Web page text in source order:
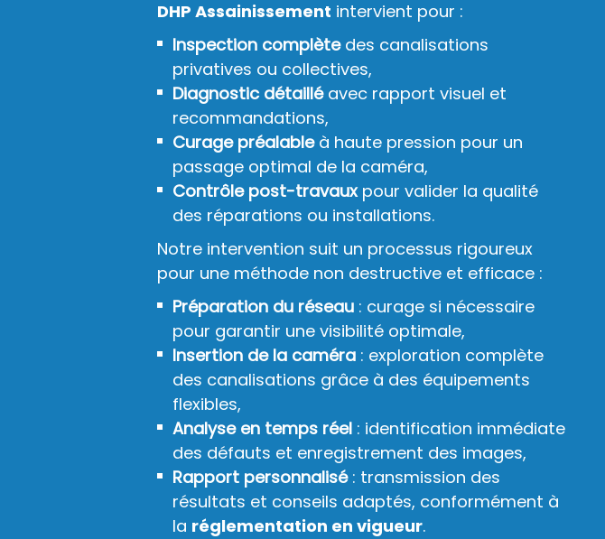
DHP Assainissement intervient pour :
Inspection complètedes canalisations
privatives ou collectives,
Diagnostic détailléavec rapport visuel et
recommandations,
Curage préalableà haute pression pour un
passage optimal de la caméra,
Contrôle post-travauxpour valider la qualité
des réparations ou installations.
Notre intervention suit un processus rigoureux
pour une méthode non destructive et efficace :
Préparation du réseau : curage si nécessaire
pour garantir une visibilité optimale,
Insertion de la caméra : exploration complète
des canalisations grâce à des équipements
flexibles,
Analyse en temps réel : identification immédiate
des défauts et enregistrement des images,
Rapport personnalisé: transmission des
résultats et conseils adaptés, conformément à
la réglementation en vigueur.